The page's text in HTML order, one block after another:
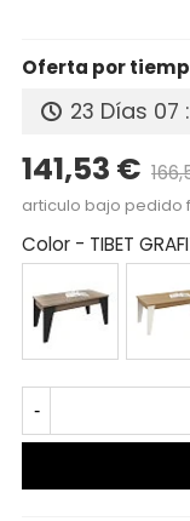
Oferta por
23 Días 07
141,53 €
articulo bajo pedido
Color - TIBET
-